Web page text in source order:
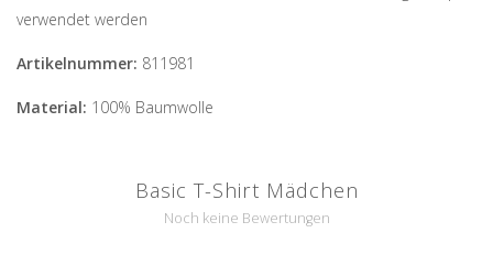
verwendet werden
Artikelnummer: 811981
Material: 100% Baumwolle
Basic T-Shirt Mädchen
Noch keine Bewertungen